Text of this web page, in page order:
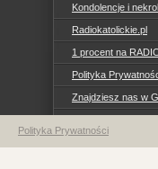
Kondolencje i
Radiokatolickie.pl
1 procent na
Polityka
Znajdziesz nas w
Polityka Prywatności